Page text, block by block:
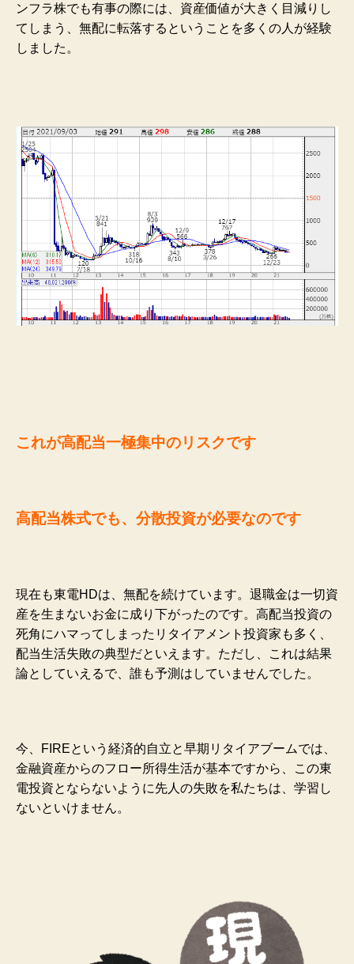
ンフラ株でも有事の際には、資産価値が大きく目減りし
てしまう、無配に転落するということを多くの人が経験
しました。
これが高配当一極集中のリスクです
高配当株式でも、分散投資が必要なのです
現在も東電HDは、無配を続けています。退職金は一切資
産を生まないお金に成り下がったのです。高配当投資の
死角にハマってしまったリタイアメント投資家も多く、
配当生活失敗の典型だといえます。ただし、これは結果
論としていえるで、誰も予測はしていませんでした。
今、FIREという経済的自立と早期リタイアブームでは、
金融資産からのフロー所得生活が基本ですから、この東
電投資とならないように先人の失敗を私たちは、学習し
ないといけません。